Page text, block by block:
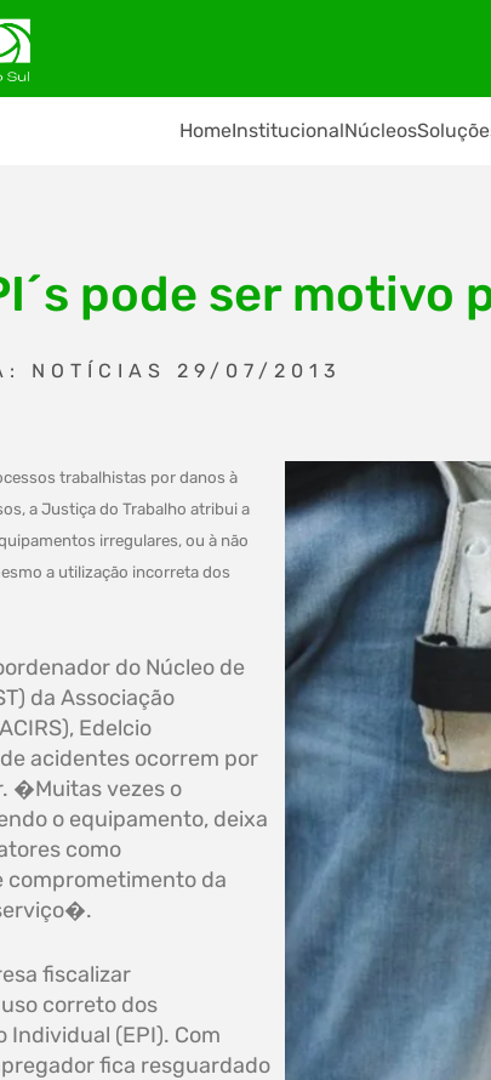
HomeInstitucionalNúcleos
pode ser motivo
NOTÍCIAS 29/07/2013
trabalhistas por danos à
a Justiça do Trabalho atribui a
irregulares, ou à não
a utilização incorreta dos
do Núcleo de
da Associação
Edelcio
acidentes ocorrem por
�Muitas vezes o
o equipamento, deixa
como
comprometimento da
fiscalizar
correto dos
(EPI). Com
fica resguardado